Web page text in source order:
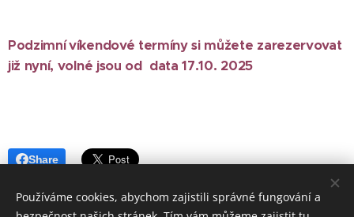
Podzimnívíkendové termíny si můžete zarezervovat
již nyní, volné jsou od data 17.10. 2025
Share
Používáme cookies, abychom zajistili správné fungování a